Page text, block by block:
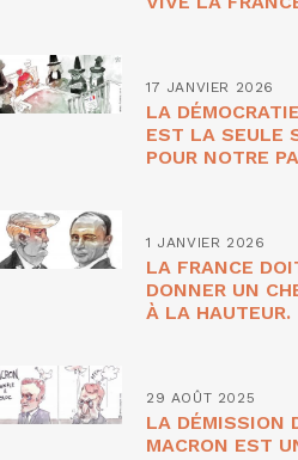
17 JANVIER 2026
LA
EST LA SEULE
POUR NOTRE
1 JANVIER 2026
LA FRANCE
DONNER UN
À LA HAUTEUR.
29 AOÛT 2025
LA DÉMISSION
MACRON EST